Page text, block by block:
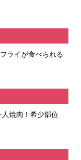
ライが食べられる
人焼肉！希少部位